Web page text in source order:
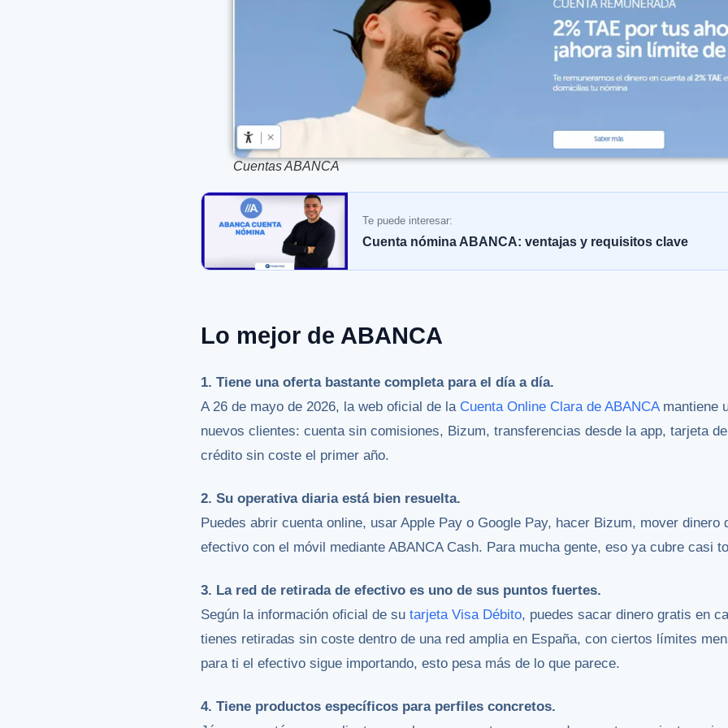
Cuentas ABANCA
Te puede interesar:
Cuenta nómina ABANCA: ventajas y requisitos clave
Lo mejor de ABANCA
1. Tiene una oferta bastante completa para el día a día.
A 26 de mayo de 2026, la web oficial de la Cuenta Online Clara de ABANCAmantiene
nuevos clientes: cuenta sin comisiones, Bizum, transferencias desde la app, tarjeta
crédito sin coste el primer año.
2. Su operativa diaria está bien resuelta.
Puedes abrir cuenta online, usar Apple Pay o Google Pay, hacer Bizum, mover
efectivo con el móvil mediante ABANCA Cash. Para mucha gente, eso ya cubre casi
3. La red de retirada de efectivo es uno de sus puntos fuertes.
Según la información oficial de su tarjeta Visa Débito, puedes sacar dinero gratis en
tienes retiradas sin coste dentro de una red amplia en España, con ciertos límites
para ti el efectivo sigue importando, esto pesa más de lo que parece.
4. Tiene productos específicos para perfiles concretos.